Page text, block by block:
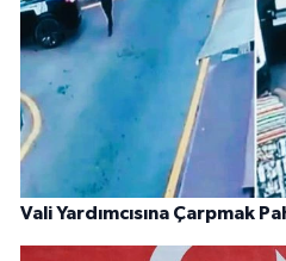
Vali Yardımcısına Çarpmak